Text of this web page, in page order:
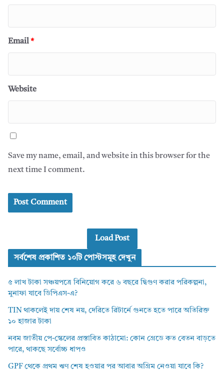
Email*
Website
Save my name, email, and website in this browser for the
next time I comment.
Load Post
সর্বশেষ প্রকাশিত ১০টি পোস্টসমূহ দেখুন
৫ লাখ টাকা সঞ্চয়পত্রে বিনিয়োগ করে ৬ বছরে দ্বিগুণ করার পরিকল্পনা,
মুনাফা যাবে ডিপিএস-এ?
TIN থাকলেই দায় শেষ নয়, দেরিতে রিটার্নে গুনতে হতে পারে অতিরিক্ত
১০ হাজার টাকা
নবম জাতীয় পে-স্কেলের প্রস্তাবিত কাঠামো: কোন গ্রেডে কত বেতন বাড়তে
পারে, থাকছে সর্বোচ্চ ধাপও
GPF থেকে প্রথম ঋণ শেষ হওয়ার পর আবার অগ্রিম নেওয়া যাবে কি?